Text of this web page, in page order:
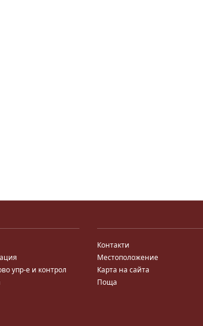
упр-е и контрол
Контакти
Местоположение
Карта на сайта
Поща